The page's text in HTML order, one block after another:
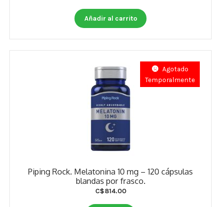
Añadir al carrito
Piping Rock. Melatonina 10 mg – 120 cápsulas
blandas por frasco.
Agotado
Temporalmente
C$814.00